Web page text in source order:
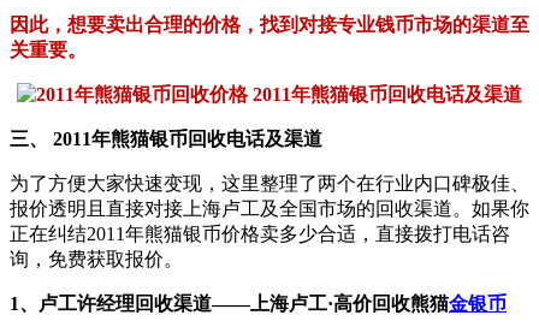
因此，想要卖出合理的价格，找到对接专业钱币市场的渠道至
关重要。
三、 2011年熊猫银币回收电话及渠道
为了方便大家快速变现，这里整理了两个在行业内口碑极佳、
报价透明且直接对接上海卢工及全国市场的回收渠道。如果你
正在纠结2011年熊猫银币价格卖多少合适，直接拨打电话咨
询，免费获取报价。
1、卢工许经理回收渠道——上海卢工·高价回收熊猫金银币